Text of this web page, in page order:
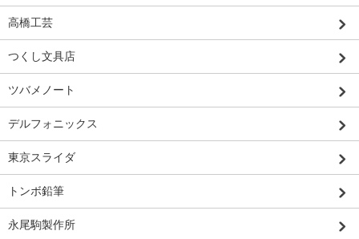
高橋工芸
つくし文具店
ツバメノート
デルフォニックス
東京スライダ
トンボ鉛筆
永尾駒製作所